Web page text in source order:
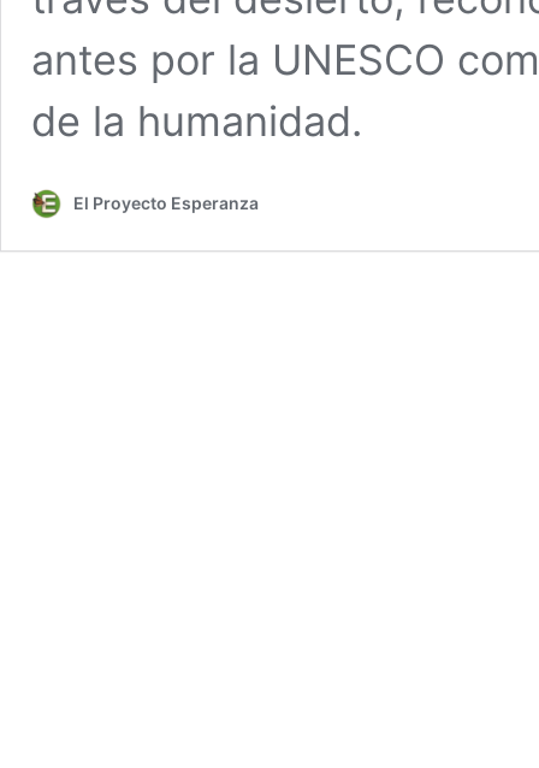
antes por la UNESCO
de la humanidad.
El Proyecto Esperanza